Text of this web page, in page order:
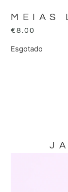
MEIAS
€8.00
Esgotado